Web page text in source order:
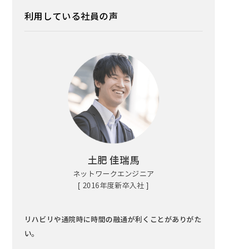
利用している社員の声
土肥 佳瑞馬
ネットワークエンジニア
[ 2016年度新卒入社 ]
リハビリや通院時に時間の融通が利くことがありがた
い。